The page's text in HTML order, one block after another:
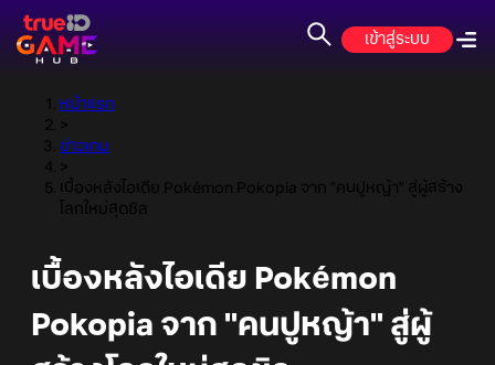
เข้าสู่ระบบ
หน้าแรก
>
ข่าวเกม
>
เบื้องหลังไอเดีย Pokémon Pokopia จาก "คนปูหญ้า" สู่ผู้สร้าง
โลกใหม่สุดชิล
เบื้องหลังไอเดีย Pokémon
Pokopia จาก "คนปูหญ้า" สู่ผู้